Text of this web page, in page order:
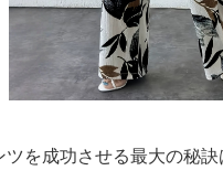
を成功させる最大の秘訣